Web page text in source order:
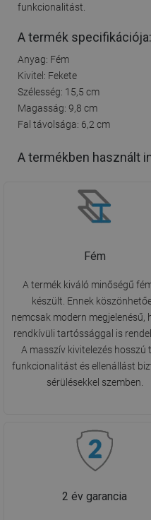
funkcionalitást.
A termék specifikációja:
Anyag: Fém
Kivitel: Fekete
Szélesség: 15,5 cm
Magasság: 9,8 cm
Fal távolsága: 6,2 cm
A termékben használt
Fém
A termék kiváló minőségű
készült. Ennek
nemcsak modern megjelenésű,
rendkívüli tartóssággal is
A masszív kivitelezés hosszú
funkcionalitást és ellenállást
sérülésekkel szemben.
2 év garancia